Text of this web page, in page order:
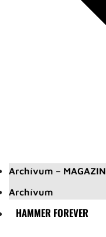
Archívum – MAGAZIN
Archívum
HAMMER FOREVER